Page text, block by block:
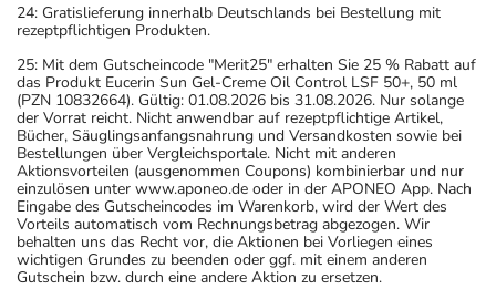
24: Gratislieferung innerhalb Deutschlands bei Bestellung mit
rezeptpflichtigen Produkten.
25: Mit dem Gutscheincode "Merit25" erhalten Sie 25 % Rabatt auf
das Produkt Eucerin Sun Gel-Creme Oil Control LSF 50+, 50 ml
(PZN 10832664). Gültig: 01.08.2026 bis 31.08.2026. Nur solange
der Vorrat reicht. Nicht anwendbar auf rezeptpflichtige Artikel,
Bücher, Säuglingsanfangsnahrung und Versandkosten sowie bei
Bestellungen über Vergleichsportale. Nicht mit anderen
Aktionsvorteilen (ausgenommen Coupons) kombinierbar und nur
einzulösen unter www.aponeo.de oder in der APONEO App. Nach
Eingabe des Gutscheincodes im Warenkorb, wird der Wert des
Vorteils automatisch vom Rechnungsbetrag abgezogen. Wir
behalten uns das Recht vor, die Aktionen bei Vorliegen eines
wichtigen Grundes zu beenden oder ggf. mit einem anderen
Gutschein bzw. durch eine andere Aktion zu ersetzen.